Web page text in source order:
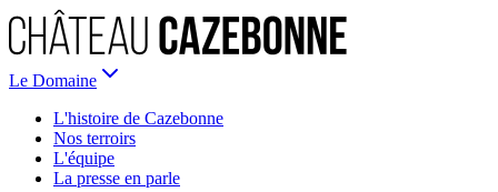
Le Domaine
L'histoire de Cazebonne
Nos terroirs
L'équipe
La presse en parle